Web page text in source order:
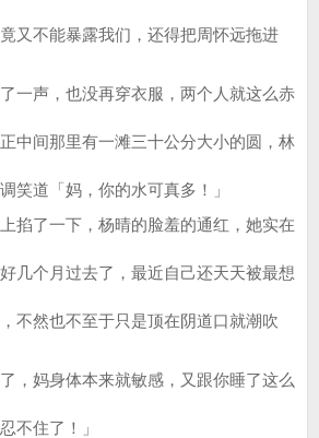
又不能暴露我们，还得把周怀远拖进
声，也没再穿衣服，两个人就这么赤
中间那里有一滩三十公分大小的圆，林
笑道「妈，你的水可真多！」
了一下，杨晴的脸羞的通红，她实在
几个月过去了，最近自己还天天被最想
不然也不至于只是顶在阴道口就潮吹
妈身体本来就敏感，又跟你睡了这么
不住了！」